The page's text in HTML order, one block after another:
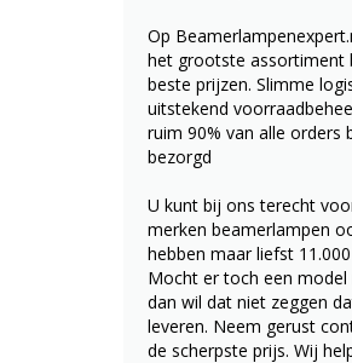
Op
het grootste assortiment
beste prijzen. Slimme
uitstekend
ruim 90% van alle orders
bezorgd
U kunt bij ons terecht
merken beamerlampen
hebben maar liefst
Mocht er toch een
dan wil dat niet zeggen
leveren. Neem gerust
de scherpste prijs. Wij